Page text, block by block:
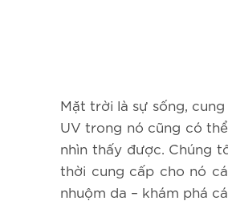
Mặt trời là sự sống,
UV trong nó cũng có
nhìn thấy được. Chúng
thời cung cấp cho nó
nhuộm da – khám phá